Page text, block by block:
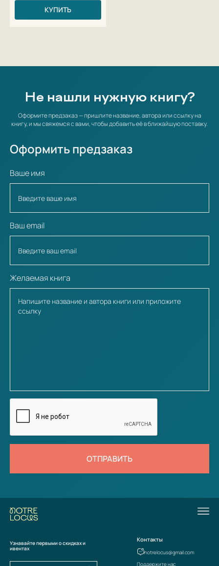
КУПИТЬ
Не нашли нужную книгу?
Оформите предзаказ — пришлите название, автора или ссылку на
книгу, и мы свяжемся с вами, чтобы добавить её в ближайшую поставку.
Оформить предзаказ
Ваше имя
Ваш email
Желаемая книга
ОТПРАВИТЬ
Узнавайте первыми о скидках и
ивентах
Контакты
notrelocus@gmail.com
Поддержите нас